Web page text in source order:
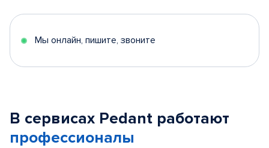
Мы онлайн, пишите, звоните
В сервисах Pedant работают
профессионалы